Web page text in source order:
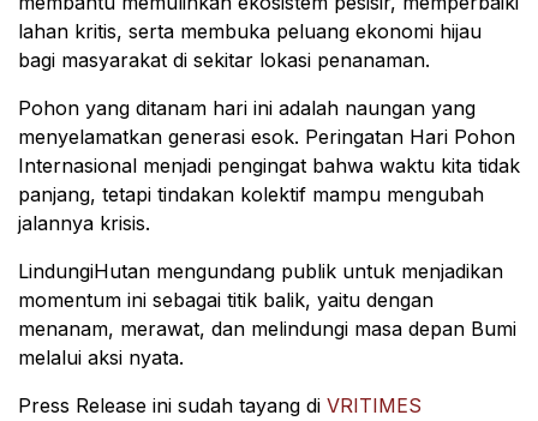
lahan kritis, serta membuka peluang ekonomi hijau
bagi masyarakat di sekitar lokasi penanaman.
Pohon yang ditanam hari ini adalah naungan yang
menyelamatkan generasi esok. Peringatan Hari Pohon
Internasional menjadi pengingat bahwa waktu kita tidak
panjang, tetapi tindakan kolektif mampu mengubah
jalannya krisis.
LindungiHutan mengundang publik untuk menjadikan
momentum ini sebagai titik balik, yaitu dengan
menanam, merawat, dan melindungi masa depan Bumi
melalui aksi nyata.
Press Release ini sudah tayang di VRITIMES